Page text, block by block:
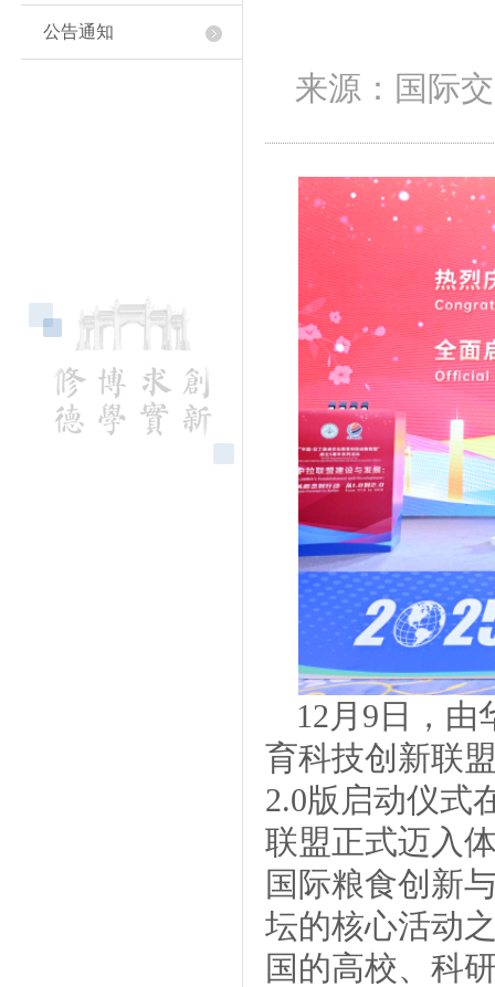
公告通知
来源：国际
12月9日，由
育科技创新联
2.0版启动仪式
联盟正式迈入
国际粮食创新
坛的核心活动
国的高校、科